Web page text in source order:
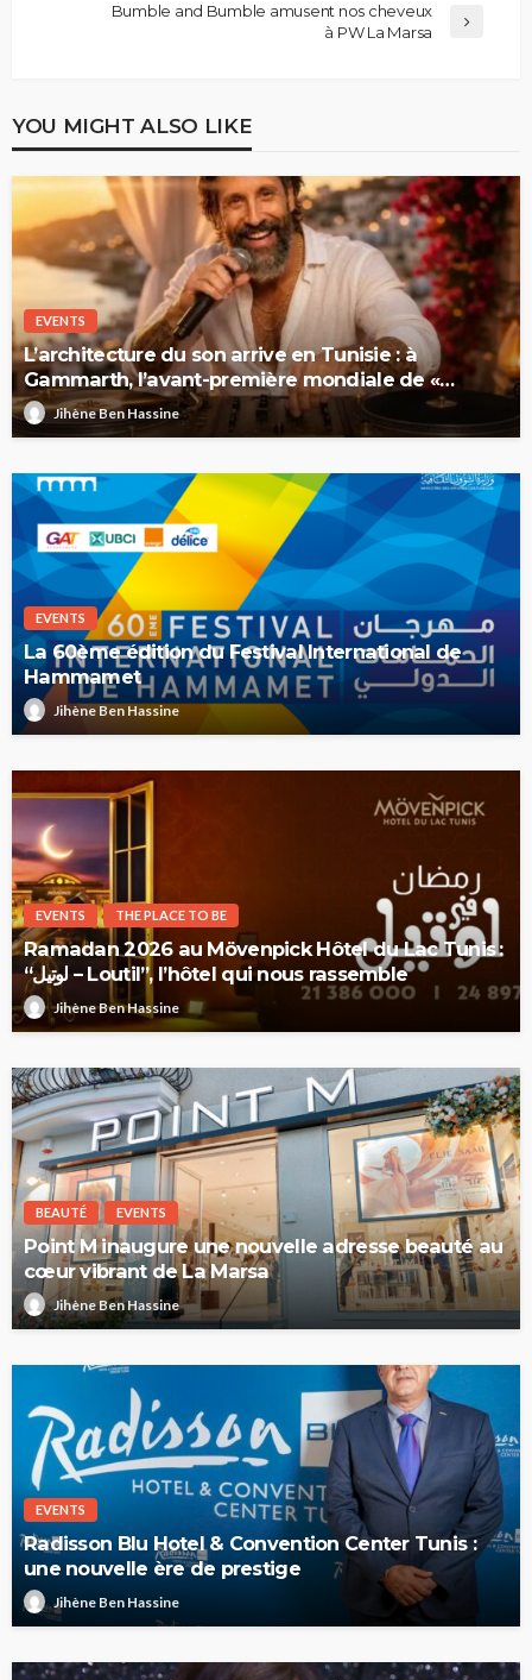
Bumble and Bumble amusent nos cheveux
à PW La Marsa
YOU MIGHT ALSO LIKE
EVENTS
L’architecture du son arrive en Tunisie : à
Gammarth, l’avant-première mondiale de «
Elévation », le nouvel album de DJ Rabor
Jihène Ben Hassine
EVENTS
La 60ème édition du Festival International de
Hammamet
Jihène Ben Hassine
EVENTS THE PLACE TO BE
Ramadan 2026 au Mövenpick Hôtel du Lac Tunis :
“لوتيل – Loutil”, l’hôtel qui nous rassemble
Jihène Ben Hassine
BEAUTÉ EVENTS
Point M inaugure une nouvelle adresse beauté au
cœur vibrant de La Marsa
Jihène Ben Hassine
EVENTS
Radisson Blu Hotel & Convention Center Tunis :
une nouvelle ère de prestige
Jihène Ben Hassine